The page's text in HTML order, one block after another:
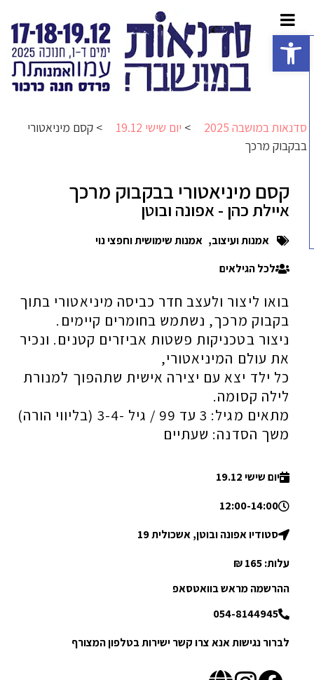
פתח סרגל נגישות
סדנאות במושבה 2025 >יום שישי 19.12 >קסם מיניאטורי
בבקבוק מרכך
קסם מיניאטורי בבקבוק מרכך
איילת כהן - אפונה ובוטן
אמנות ועיצוב, אמנות שימושית וחפצי נוי
לכל הגילאים
בואו ליצור ולעצב חדר כביסה מיניאטורי בתוך
בקבוק מרכך, נשתמש בחומרים קיימים.
ניצור בטכניקות פשטות אביזרים קטנים. ונכיר
את עולם המיניאטורי,
כל ילד יצא עם יצירה אישית שתהפוך למנורת
לילה קסומה.
מתאים מגיל: 3 עד 99 / גיל -3-4 (בליווי הורה)
משך הסדנה: שעתיים
יום שישי 19.12
12:00-14:00
סטודיו אפונה ובוטן, אשכולית 19
עלות: 165 ₪
ההרשמה מראש בוואטסאפ
054-8144945
לברור נגישות אנא צרו קשר ישירות בטלפון המצורף